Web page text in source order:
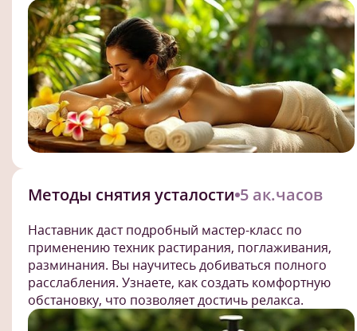
Методы снятия усталости 5 ак.часов
Наставник даст подробный мастер-класс по
применению техник растирания, поглаживания,
разминания. Вы научитесь добиваться полного
расслабления. Узнаете, как создать комфортную
обстановку, что позволяет достичь релакса.